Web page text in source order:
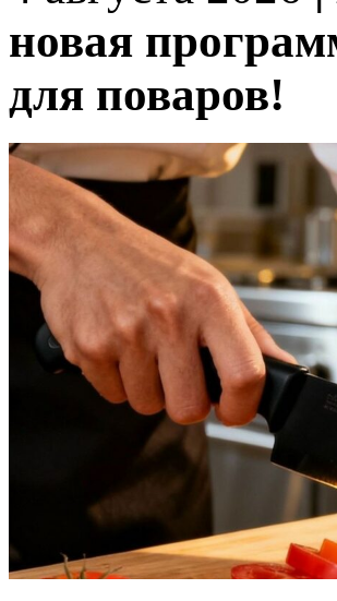
новая
для поваров!